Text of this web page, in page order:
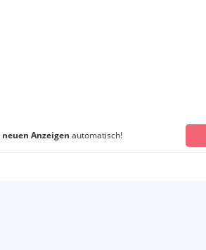
neuen Anzeigen automatisch!